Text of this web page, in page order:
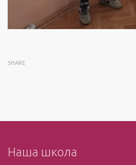
SHARE
Наша школа